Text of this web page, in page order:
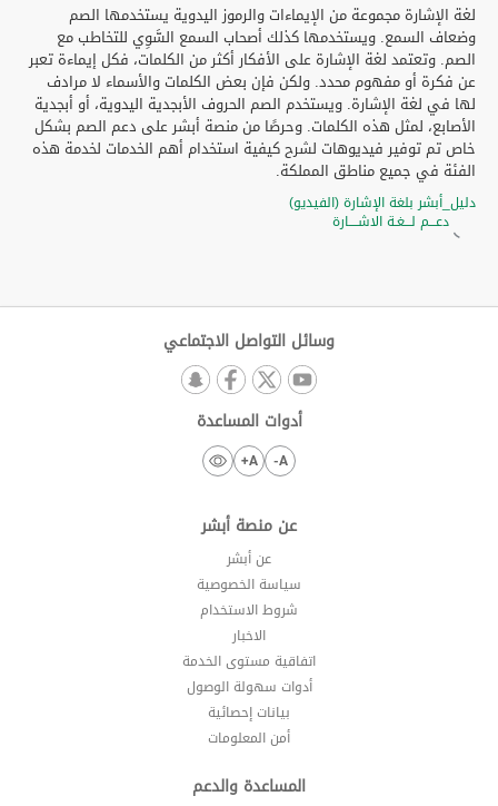
لغة الإشارة مجموعة من الإيماءات والرموز اليدوية يستخدمها الصم
وضعاف السمع. ويستخدمها كذلك أصحاب السمع السَّوِي للتخاطب مع
الصم. وتعتمد لغة الإشارة على الأفكار أكثر من الكلمات، فكل إيماءة تعبر
عن فكرة أو مفهوم محدد. ولكن فإن بعض الكلمات والأسماء لا مرادف
لها في لغة الإشارة. ويستخدم الصم الحروف الأبجدية اليدوية، أو أبجدية
الأصابع، لمثل هذه الكلمات. وحرصًا من منصة أبشر على دعم الصم بشكل
خاص تم توفير فيديوهات لشرح كيفية استخدام أهم الخدمات لخدمة هذه
الفئة في جميع مناطق المملكة.
دليل_أبشر بلغة الإشارة (الفيديو)
دعـــم لـــغـة الاشــــارة
وسائل التواصل الاجتماعي
أدوات المساعدة
A-
A+
عن منصة أبشر
عن أبشر
سياسة الخصوصية
شروط الاستخدام
الاخبار
اتفاقية مستوى الخدمة
أدوات سهولة الوصول
بيانات إحصائية
أمن المعلومات
المساعدة والدعم